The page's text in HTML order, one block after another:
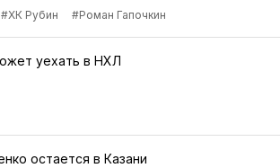
#ХК Рубин #Роман Гапочкин
уехать в НХЛ
остается в Казани